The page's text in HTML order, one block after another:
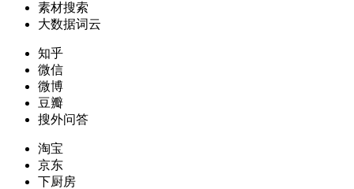
素材搜索
大数据词云
知乎
微信
微博
豆瓣
搜外问答
淘宝
京东
下厨房